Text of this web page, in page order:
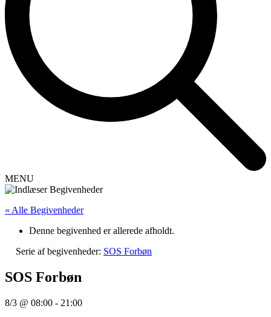
MENU
« Alle Begivenheder
Denne begivenhed er allerede afholdt.
Serie af begivenheder: SOS Forbøn
SOS Forbøn
8/3 @ 08:00 - 21:00